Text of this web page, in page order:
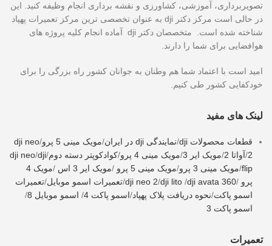
تصویربرداری، آموزشی، کشاورزی و نقشه برداری انجام وظیفه کنید. این
در حالی است مرکز دکتر dji به عنوان تخصصی ترین مرکز تعمیرات پهپاد
شناخته شده است. متخصصان دکتر dji آماده انجام کلیه پروژه های
هوافضایی برای شما را دارند.
امید است با اعتماد شما هم وطنان به جوانان کشور راه بزرگی را برای
خودکفایی کشور طی کنیم.
لینک های مفید
قطعات محصولات dji /نمایندگی dji در ایران /مویک مینی 5 پرو /
dji neo
2
/آواتا 2 /مویک ایر 3 /مویک مینی 4 پرو /کوادکوپتر دسته دوم/
dji neo/dji
flip
/مویک مینی 3 پرو /مویک مینی 5 پرو /مویک ایر 3 اس /
مویک 4
پرو /
dji neo 2/dji lito /dji avata 360
/تعمیرات اسمو موبایل/تعمیرات
اسمو پاکت/نحوه دریافت پلاک پهپاد/اسمو پاکت 4 / اسمو موبایل 8
/
اسمو پاکت 3
تعمیرات